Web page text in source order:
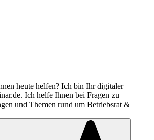
heute helfen? Ich bin Ihr digitaler
Ich helfe Ihnen bei Fragen zu
und Themen rund um Betriebsrat &